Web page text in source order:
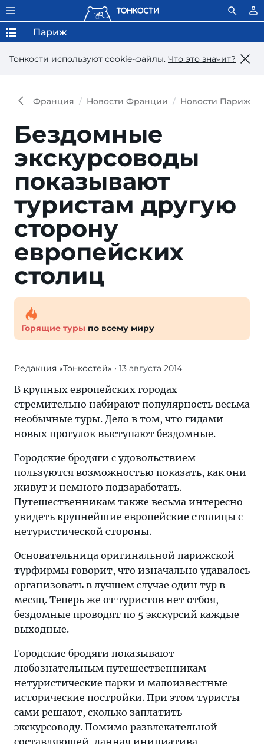
Тонкости используют сookie-файлы. Что это значит?
Париж
Франция Новости Франции Новости Парижа
Бездомные
экскурсоводы
показывают
туристам другую
сторону
европейских
столиц
Горящие туры по всему миру
Редакция «Тонкостей» • 13 августа 2014
В крупных европейских городах
стремительно набирают популярность весьма
необычные туры. Дело в том, что гидами
новых прогулок выступают бездомные.
Городские бродяги с удовольствием
пользуются возможностью показать, как они
живут и немного подзаработать.
Путешественникам также весьма интересно
увидеть крупнейшие европейские столицы с
нетуристической стороны.
Основательница оригинальной парижской
турфирмы говорит, что изначально удавалось
организовать в лучшем случае один тур в
месяц. Теперь же от туристов нет отбоя,
бездомные проводят по 5 экскурсий каждые
выходные.
Городские бродяги показывают
любознательным путешественникам
нетуристические парки и малоизвестные
исторические постройки. При этом туристы
сами решают, сколько заплатить
экскурсоводу. Помимо развлекательной
составляющей, данная инициатива